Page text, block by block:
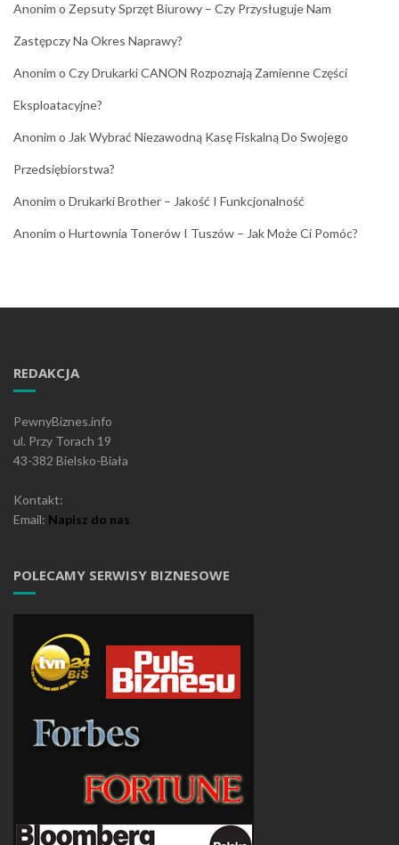
Anonim o Zepsuty Sprzęt Biurowy – Czy Przysługuje Nam
Zastępczy Na Okres Naprawy?
Anonim o Czy Drukarki CANON Rozpoznają Zamienne Części
Eksploatacyjne?
Anonim o Jak Wybrać Niezawodną Kasę Fiskalną Do Swojego
Przedsiębiorstwa?
Anonim o Drukarki Brother – Jakość I Funkcjonalność
Anonim o Hurtownia Tonerów I Tuszów – Jak Może Ci Pomóc?
REDAKCJA
PewnyBiznes.info
ul. Przy Torach 19
43-382 Bielsko-Biała
Kontakt:
Email: Napisz do nas
POLECAMY SERWISY BIZNESOWE